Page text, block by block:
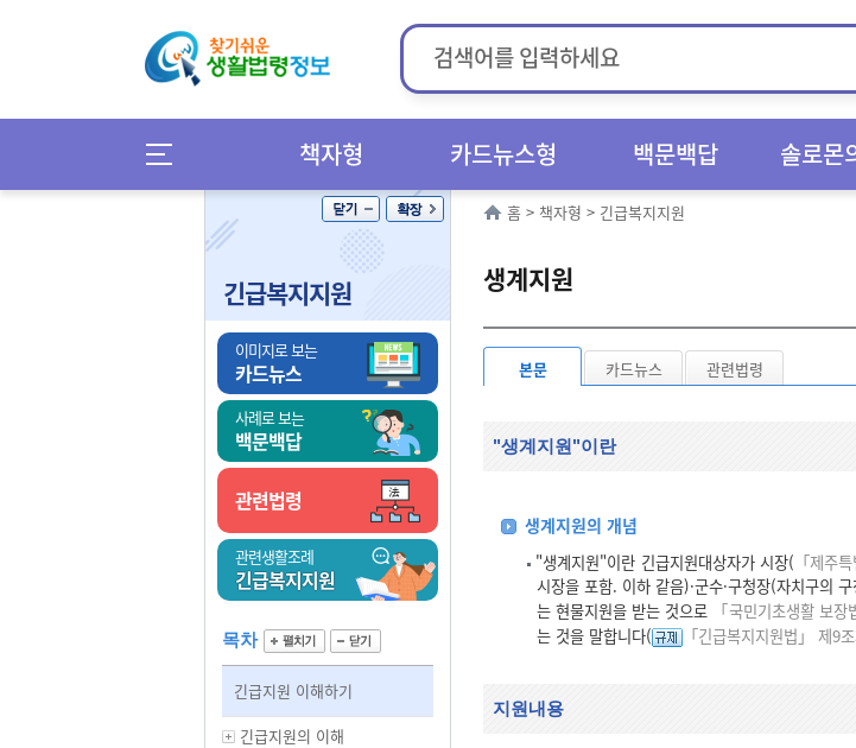
책자형 카드뉴스형 백문백답 솔로몬
긴급복지지원
이미지로 보는
카드뉴스
사례로 보는
백문백답
관련법령
관련생활조례
긴급복지지원
목차
긴급지원 이해하기
긴급지원의 이해
홈 > 책자형 > 긴급복지지원
생계지원
본문 카드뉴스 관련법령
"생계지원"이란
생계지원의 개념
"생계지원"이란 긴급지원대상자가 시장( 「제주
시장을 포함. 이하 같음)·군수·구청장(자치구의
는 현물지원을 받는 것으로
「국민기초생활 보
는 것을 말합니다(
「긴급복지지원법」 제9조
지원내용